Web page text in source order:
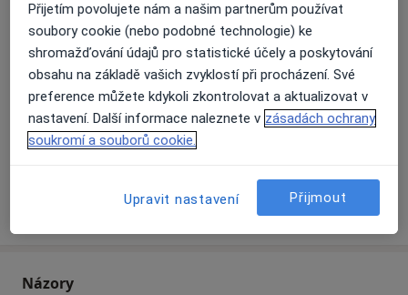
Dostupnost
Na této adrese online kalendář není aktivní
Co mám v takové situaci udělat?
Způsoby platby (soukromé návštěvy)
Na teto adrese lékař přijímá pacienty na pojišťovnu
Víceo adrese
Názory
Přijetím povolujete nám a našim partnerům používat
soubory cookie (nebo podobné technologie) ke
shromažďování údajů pro statistické účely a poskytování
obsahu na základě vašich zvyklostí při procházení. Své
preference můžete kdykoli zkontrolovat a aktualizovat v
nastavení. Další informace naleznete v zásadách ochrany
soukromí a souborů cookie.
Upravit nastavení Přijmout